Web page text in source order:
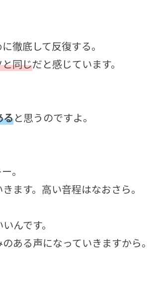
徹底して反復する。
同じだと感じています。
ると思うのですよ。
。
ます。高い音程はなおさら。
んです。
ある声になっていきますから。